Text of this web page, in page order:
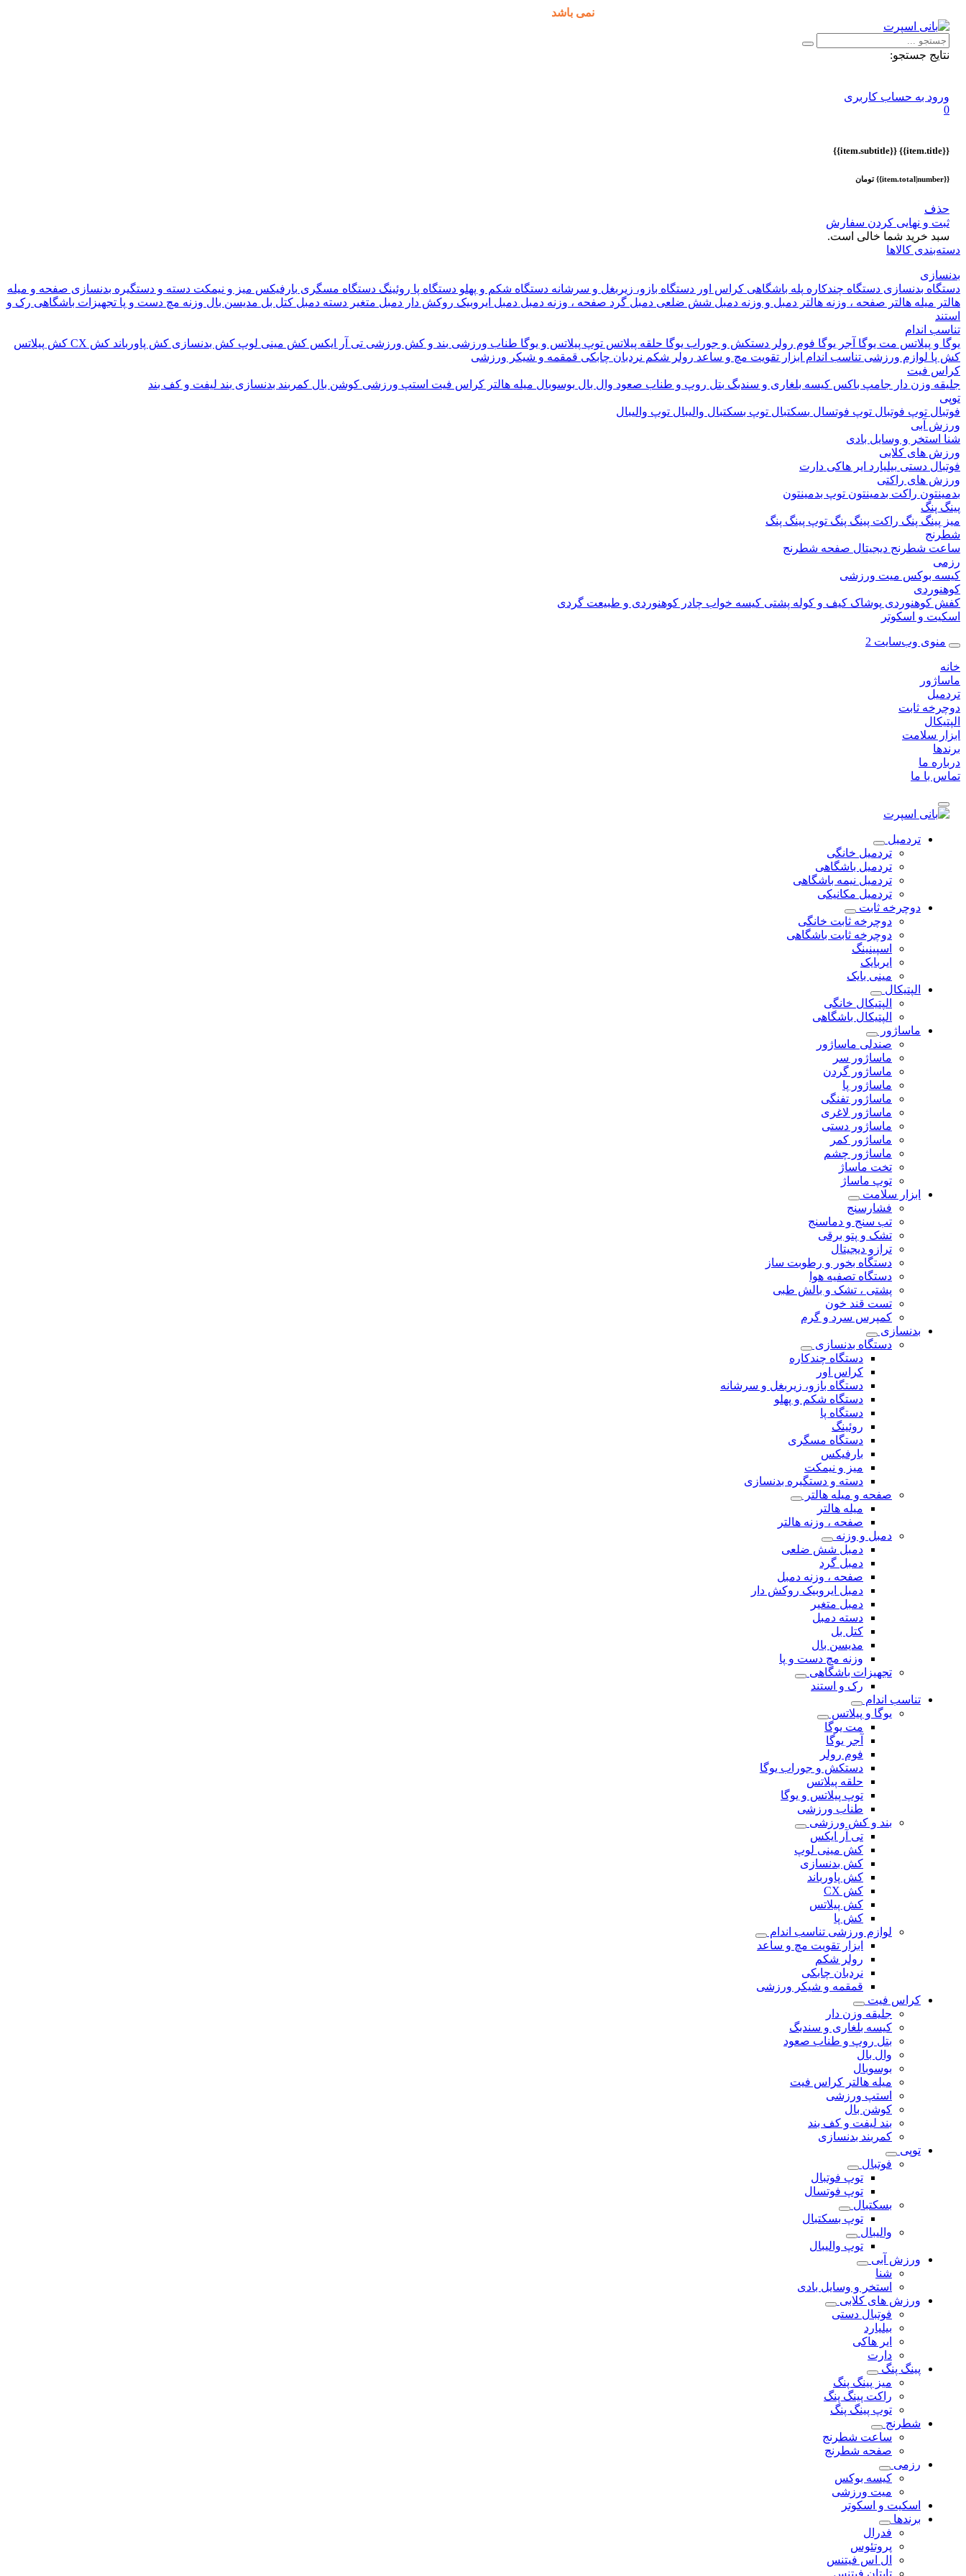
نمی باشد
نتایج جستجو:
ورود به حساب کاربری
0
{{item.title}}
{{item.subtitle}}
{{item.total|number}} تومان
حذف
ثبت و نهایی کردن سفارش
سبد خرید شما خالی است.
دسته‌بندی کالاها
بدنسازی
دستگاه بدنسازی دستگاه چندکاره پله باشگاهی کراس اور دستگاه بازو، زیربغل و سرشانه دستگاه شکم و پهلو دستگاه پا روئینگ دستگاه مسگری بارفیکس میز و نیمکت دسته و دستگیره بدنسازی صفحه و میله
هالتر میله هالتر صفحه ، وزنه هالتر دمبل و وزنه دمبل شش ضلعی دمبل گرد صفحه ، وزنه دمبل دمبل ایروبیک روکش دار دمبل متغیر دسته دمبل کتل بل مدیسن بال وزنه مچ دست و پا تجهیزات باشگاهی رک و
استند
تناسب اندام
یوگا و پیلاتس مت یوگا آجر یوگا فوم رولر دستکش و جوراب یوگا حلقه پیلاتس توپ پیلاتس و یوگا طناب ورزشی بند و کش ورزشی تی آر ایکس کش مینی لوپ کش بدنسازی کش پاورباند کش CX
کش پیلاتس
کش پا لوازم ورزشی تناسب اندام ابزار تقویت مچ و ساعد رولر شکم نردبان چابکی قمقمه و شیکر ورزشی
کراس فیت
جلیقه وزن دار جامپ باکس کیسه بلغاری و سندبگ بتل روپ و طناب صعود وال بال بوسوبال میله هالتر کراس فیت استپ ورزشی کوشن بال کمربند بدنسازی بند لیفت و کف بند
توپی
فوتبال توپ فوتبال توپ فوتسال بسکتبال توپ بسکتبال والیبال توپ والیبال
ورزش آبی
شنا استخر و وسایل بادی
ورزش های کلابی
فوتبال دستی بیلیارد ایر هاکی دارت
ورزش های راکتی
بدمینتون راکت بدمینتون توپ بدمینتون
پینگ پنگ
میز پینگ پنگ راکت پینگ پنگ توپ پینگ پنگ
شطرنج
ساعت شطرنج دیجیتال صفحه شطرنج
رزمی
کیسه بوکس میت ورزشی
کوهنوردی
کفش کوهنوردی پوشاک کیف و کوله پشتی کیسه خواب چادر کوهنوردی و طبیعت گردی
اسکیت و اسکوتر
منوی وب‌سایت 2
خانه
ماساژور
تردمیل
دوچرخه ثابت
الپتیکال
ابزار سلامت
برندها
درباره ما
تماس با ما
تردمیل
تردمیل خانگی
تردمیل باشگاهی
تردمیل نیمه باشگاهی
تردمیل مکانیکی
دوچرخه ثابت
دوچرخه ثابت خانگی
دوچرخه ثابت باشگاهی
اسپینینگ
ایربایک
مینی بایک
الپتیکال
الپتیکال خانگی
الپتیکال باشگاهی
ماساژور
صندلی ماساژور
ماساژور سر
ماساژور گردن
ماساژور پا
ماساژور تفنگی
ماساژور لاغری
ماساژور دستی
ماساژور کمر
ماساژور چشم
تخت ماساژ
توپ ماساژ
ابزار سلامت
فشارسنج
تب سنج و دماسنج
تشک و پتو برقی
ترازو دیجیتال
دستگاه بخور و رطوبت ساز
دستگاه تصفیه هوا
پشتی ، تشک و بالش طبی
تست قند خون
کمپرس سرد و گرم
بدنسازی
دستگاه بدنسازی
دستگاه چندکاره
کراس اور
دستگاه بازو، زیربغل و سرشانه
دستگاه شکم و پهلو
دستگاه پا
روئینگ
دستگاه مسگری
بارفیکس
میز و نیمکت
دسته و دستگیره بدنسازی
صفحه و میله هالتر
میله هالتر
صفحه ، وزنه هالتر
دمبل و وزنه
دمبل شش ضلعی
دمبل گرد
صفحه ، وزنه دمبل
دمبل ایروبیک روکش دار
دمبل متغیر
دسته دمبل
کتل بل
مدیسن بال
وزنه مچ دست و پا
تجهیزات باشگاهی
رک و استند
تناسب اندام
یوگا و پیلاتس
مت یوگا
آجر یوگا
فوم رولر
دستکش و جوراب یوگا
حلقه پیلاتس
توپ پیلاتس و یوگا
طناب ورزشی
بند و کش ورزشی
تی آر ایکس
کش مینی لوپ
کش بدنسازی
کش پاورباند
کش CX
کش پیلاتس
کش پا
لوازم ورزشی تناسب اندام
ابزار تقویت مچ و ساعد
رولر شکم
نردبان چابکی
قمقمه و شیکر ورزشی
کراس فیت
جلیقه وزن دار
کیسه بلغاری و سندبگ
بتل روپ و طناب صعود
وال بال
بوسوبال
میله هالتر کراس فیت
استپ ورزشی
کوشن بال
بند لیفت و کف بند
کمربند بدنسازی
توپی
فوتبال
توپ فوتبال
توپ فوتسال
بسکتبال
توپ بسکتبال
والیبال
توپ والیبال
ورزش آبی
شنا
استخر و وسایل بادی
ورزش های کلابی
فوتبال دستی
بیلیارد
ایر هاکی
دارت
پینگ پنگ
میز پینگ پنگ
راکت پینگ پنگ
توپ پینگ پنگ
شطرنج
ساعت شطرنج
صفحه شطرنج
رزمی
کیسه بوکس
میت ورزشی
اسکیت و اسکوتر
برندها
فدرال
پروتئوس
ال اس فیتنس